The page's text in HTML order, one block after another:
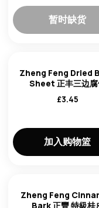
暂时缺货
Zheng Feng Dried
Sheet 正丰三边
£3.45
加入购物篮
Zheng Feng
Bark 正豐 特級桂